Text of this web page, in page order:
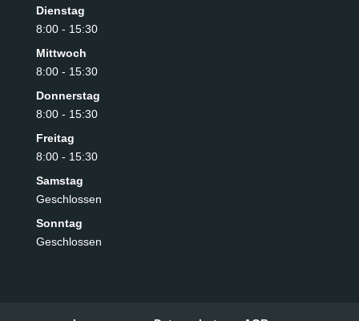
Dienstag
8:00 - 15:30
Mittwoch
8:00 - 15:30
Donnerstag
8:00 - 15:30
Freitag
8:00 - 15:30
Samstag
Geschlossen
Sonntag
Geschlossen